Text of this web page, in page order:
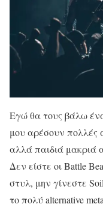
Εγώ θα τους βάλω ένα
μου αρέσουν πολλές
αλλά παιδιά μακριά
Δεν είστε οι Battle
στυλ, μην γίνεστε
το πολύ alternative